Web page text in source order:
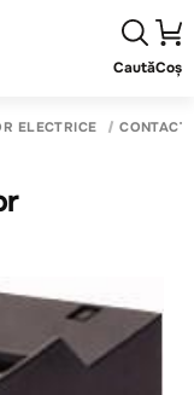
CautăCoș
ELECTRICE